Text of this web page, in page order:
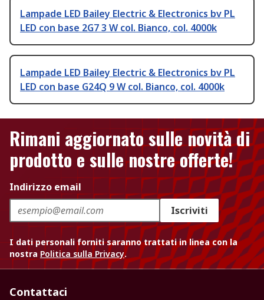
Lampade LED Bailey Electric & Electronics bv PL
LED con base 2G7 3 W col. Bianco, col. 4000k
Lampade LED Bailey Electric & Electronics bv PL
LED con base G24Q 9 W col. Bianco, col. 4000k
Rimani aggiornato sulle novità di
prodotto e sulle nostre offerte!
Indirizzo email
Iscriviti
I dati personali forniti saranno trattati in linea con la
nostra Politica sulla Privacy.
Contattaci